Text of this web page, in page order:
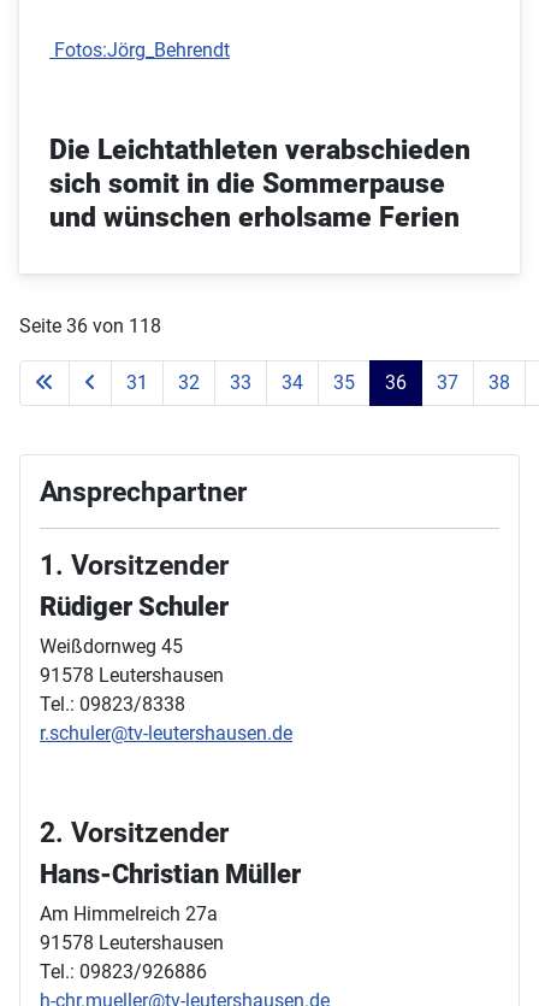
Fotos:Jörg_Behrendt
Die Leichtathleten verabschieden
sich somit in die Sommerpause
und wünschen erholsame Ferien
Seite 36 von 118
31 32 33 34 35 36 37 38
Ansprechpartner
1. Vorsitzender
Rüdiger Schuler
Weißdornweg 45
91578 Leutershausen
Tel.: 09823/8338
r.schuler@tv-leutershausen.de
2. Vorsitzender
Hans-Christian Müller
Am Himmelreich 27a
91578 Leutershausen
Tel.: 09823/926886
h-chr.mueller@tv-leutershausen.de